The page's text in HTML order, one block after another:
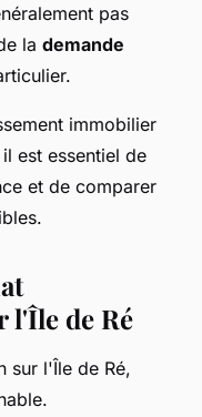
pas
la demande
immobilier
est essentiel de
et de comparer
de Ré
sur l'Île de Ré,